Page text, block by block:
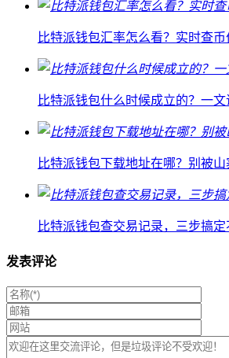
比特派钱包汇率怎么看？实时查
比特派钱包什么时候成立的？一文
比特派钱包下载地址在哪？别被山
比特派钱包查交易记录，三步搞
发表评论